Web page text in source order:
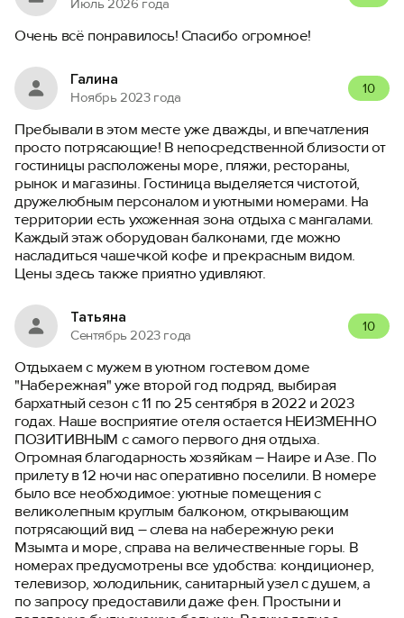
Очень всё понравилось! Спасибо огромное!
Галина
Ноябрь 2023 года
10
Пребывали в этом месте уже дважды, и впечатления
просто потрясающие! В непосредственной близости от
гостиницы расположены море, пляжи, рестораны,
рынок и магазины. Гостиница выделяется чистотой,
дружелюбным персоналом и уютными номерами. На
территории есть ухоженная зона отдыха с мангалами.
Каждый этаж оборудован балконами, где можно
насладиться чашечкой кофе и прекрасным видом.
Цены здесь также приятно удивляют.
Татьяна
Сентябрь 2023 года
10
Отдыхаем с мужем в уютном гостевом доме
"Набережная" уже второй год подряд, выбирая
бархатный сезон с 11 по 25 сентября в 2022 и 2023
годах. Наше восприятие отеля остается НЕИЗМЕННО
ПОЗИТИВНЫМ с самого первого дня отдыха.
Огромная благодарность хозяйкам – Наире и Азе. По
прилету в 12 ночи нас оперативно поселили. В номере
было все необходимое: уютные помещения с
великолепным круглым балконом, открывающим
потрясающий вид – слева на набережную реки
Мзымта и море, справа на величественные горы. В
номерах предусмотрены все удобства: кондиционер,
телевизор, холодильник, санитарный узел с душем, а
по запросу предоставили даже фен. Простыни и